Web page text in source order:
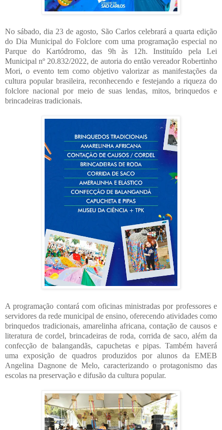
No sábado, dia 23 de agosto, São Carlos celebrará a quarta edição
do Dia Municipal do Folclore com uma programação especial no
Parque do Kartódromo, das 9h às 12h. Instituído pela Lei
Municipal nº 20.832/2022, de autoria do então vereador Robertinho
Mori, o evento tem como objetivo valorizar as manifestações da
cultura popular brasileira, reconhecendo e festejando a riqueza do
folclore nacional por meio de suas lendas, mitos, brinquedos e
brincadeiras tradicionais.
A programação contará com oficinas ministradas por professores e
servidores da rede municipal de ensino, oferecendo atividades como
brinquedos tradicionais, amarelinha africana, contação de causos e
literatura de cordel, brincadeiras de roda, corrida de saco, além da
confecção de balangandãs, capuchetas e pipas. Também haverá
uma exposição de quadros produzidos por alunos da EMEB
Angelina Dagnone de Melo, caracterizando o protagonismo das
escolas na preservação e difusão da cultura popular.